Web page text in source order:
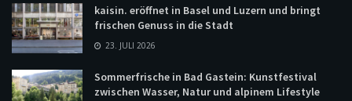
kaisin. eröffnet in Basel und Luzern und bringt
frischen Genuss in die Stadt
23. JULI 2026
Sommerfrische in Bad Gastein: Kunstfestival
zwischen Wasser, Natur und alpinem Lifestyle